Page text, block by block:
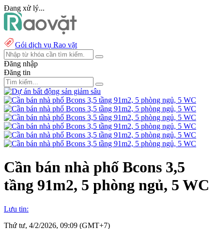
Đang xử lý...
Gói dịch vụ Rao vặt
Đăng nhập
Đăng tin
Cần bán nhà phố Bcons 3,5
tầng 91m2, 5 phòng ngủ, 5 WC
Lưu tin:
Thứ tư, 4/2/2026, 09:09 (GMT+7)